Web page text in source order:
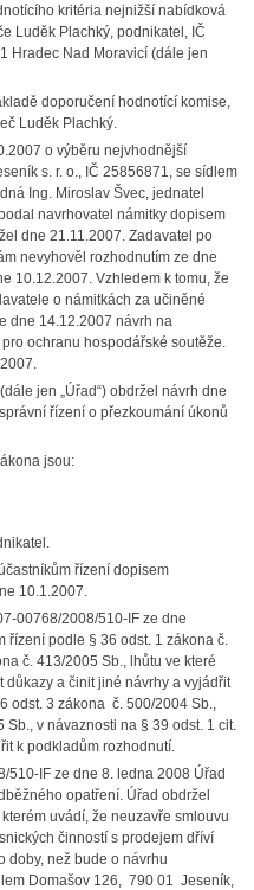
kritéria nejnižší nabídková
Luděk Plachký, podnikatel, IČ
Hradec Nad Moravicí (dále jen
doporučení hodnotící komise,
Luděk Plachký.
o výběru nejvhodnější
s. r. o., IČ 25856871, se sídlem
Ing. Miroslav Švec, jednatel
navrhovatel námitky dopisem
dne 21.11.2007. Zadavatel po
nevyhověl rozhodnutím ze dne
10.12.2007. Vzhledem k tomu, že
o námitkách za učiněné
dne 14.12.2007 návrh na
ochranu hospodářské soutěže.
jen „Úřad“) obdržel návrh dne
řízení o přezkoumání úkonů
jsou:
řízení dopisem
10.1.2007.
00768/2008/510-IF ze dne
řízení podle § 36 odst. 1 zákona č.
č. 413/2005 Sb., lhůtu ve které
a činit jiné návrhy a vyjádřit
odst. 3 zákona č. 500/2004 Sb.,
v návaznosti na § 39 odst. 1 cit.
k podkladům rozhodnutí.
510-IF ze dne 8. ledna 2008 Úřad
opatření. Úřad obdržel
uvádí, že neuzavře smlouvu
činností s prodejem dříví
doby, než bude o návrhu
Domašov 126, 790 01 Jeseník,